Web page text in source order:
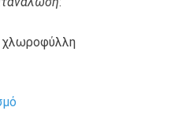
χλωροφύλλη